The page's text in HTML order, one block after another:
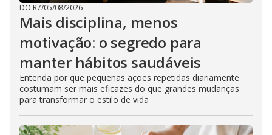
DO R7/05/08/2026
Mais disciplina, menos
motivação: o segredo para
manter hábitos saudáveis
Entenda por que pequenas ações repetidas diariamente
costumam ser mais eficazes do que grandes mudanças
para transformar o estilo de vida